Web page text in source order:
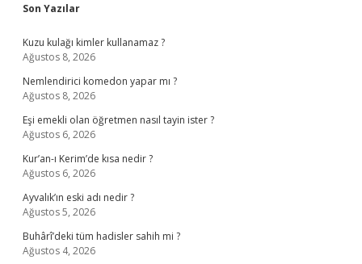
Sidebar
Son Yazılar
Kuzu kulağı kimler kullanamaz ?
Ağustos 8, 2026
Nemlendirici komedon yapar mı ?
Ağustos 8, 2026
Eşi emekli olan öğretmen nasıl tayin ister ?
Ağustos 6, 2026
Kur’an-ı Kerim’de kısa nedir ?
Ağustos 6, 2026
Ayvalık’ın eski adı nedir ?
Ağustos 5, 2026
Buhârî’deki tüm hadisler sahih mi ?
Ağustos 4, 2026